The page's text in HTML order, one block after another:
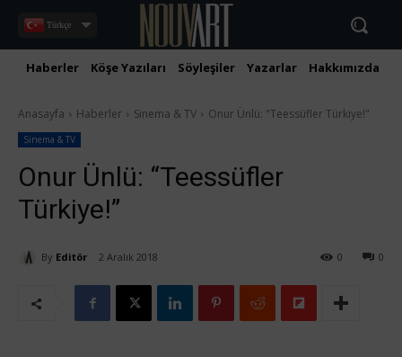
Türkçe
Haberler Köşe Yazıları Söyleşiler Yazarlar Hakkımızda
Anasayfa Haberler Sinema & TV Onur Ünlü: "Teessüfler Türkiye!"
Sinema & TV
Onur Ünlü: “Teessüfler
Türkiye!”
By Editör 2 Aralık 2018 0
0